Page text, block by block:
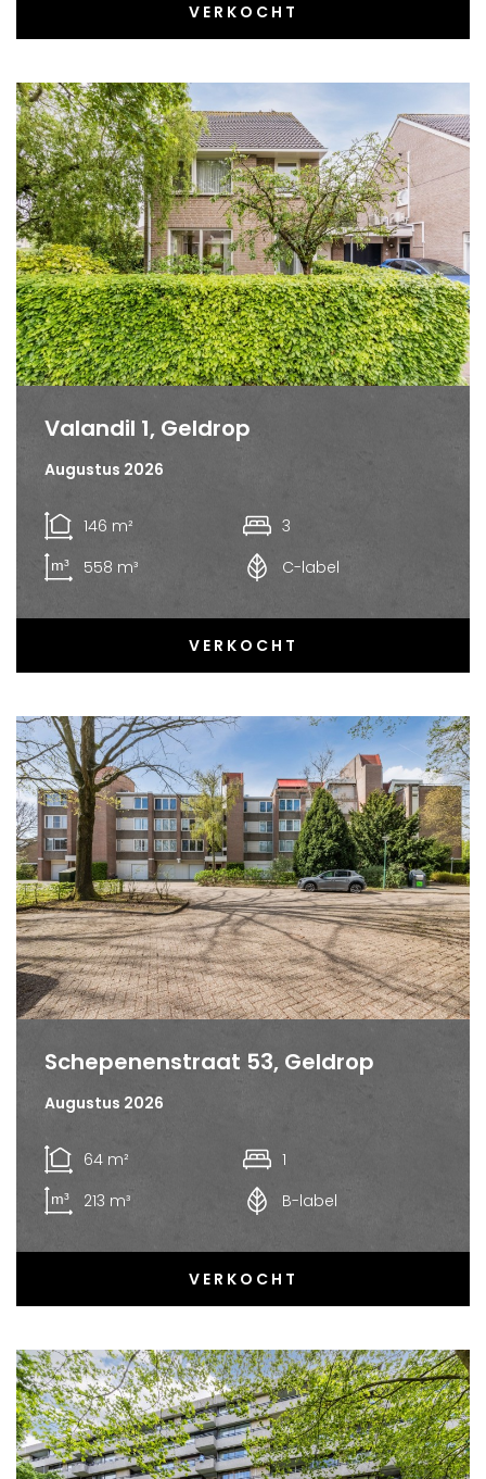
VERKOCHT
Valandil 1, Geldrop
Augustus 2026
146 m²
3
558 m³
C-label
VERKOCHT
Schepenenstraat 53, Geldrop
Augustus 2026
64 m²
1
213 m³
B-label
VERKOCHT